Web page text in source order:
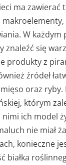
ma zawierać
makroelementy,
W każdym
znaleźć się
produkty z
źródeł
oraz
którym
nimi ich model
nie miał
konieczne
białka